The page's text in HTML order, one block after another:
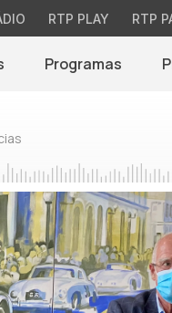
RTP PLAY RTP
Programas